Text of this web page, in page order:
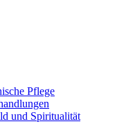
Pflege
und Spiritualität